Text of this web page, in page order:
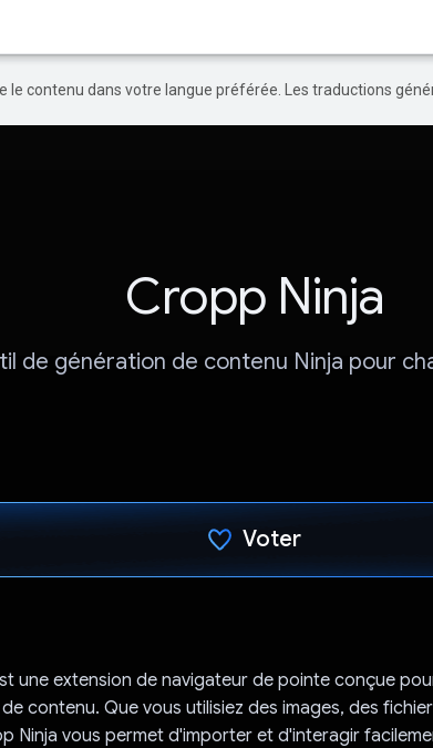
le contenu dans votre langue préférée. Les traductions
Cropp Ninja
de génération de contenu Ninja pour
Voter
une extension de navigateur de pointe conçue
contenu. Que vous utilisiez des images, des
Ninja vous permet d'importer et d'interagir